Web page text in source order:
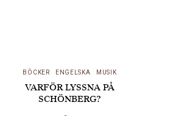
BÖCKER ENGELSKA MUSIK
VARFÖR LYSSNA PÅ
SCHÖNBERG?